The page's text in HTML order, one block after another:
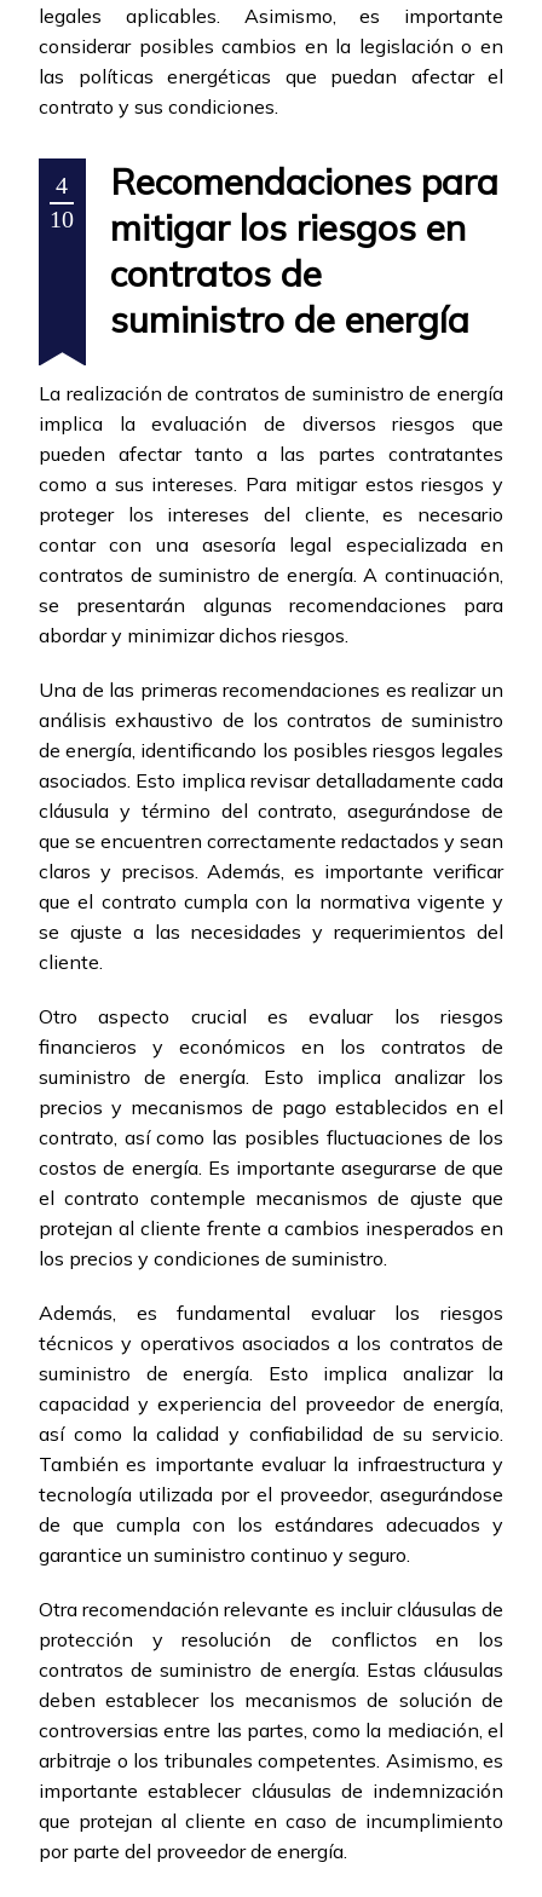
legales aplicables. Asimismo, es importante
considerar posibles cambios en la legislación o en
las políticas energéticas que puedan afectar el
contrato y sus condiciones.
4
10
Recomendaciones para
mitigar los riesgos en
contratos de
suministro de energía
La realización de contratos de suministro de energía
implica la evaluación de diversos riesgos que
pueden afectar tanto a las partes contratantes
como a sus intereses. Para mitigar estos riesgos y
proteger los intereses del cliente, es necesario
contar con una asesoría legal especializada en
contratos de suministro de energía. A continuación,
se presentarán algunas recomendaciones para
abordar y minimizar dichos riesgos.
Una de las primeras recomendaciones es realizar un
análisis exhaustivo de los contratos de suministro
de energía, identificando los posibles riesgos legales
asociados. Esto implica revisar detalladamente cada
cláusula y término del contrato, asegurándose de
que se encuentren correctamente redactados y sean
claros y precisos. Además, es importante verificar
que el contrato cumpla con la normativa vigente y
se ajuste a las necesidades y requerimientos del
cliente.
Otro aspecto crucial es evaluar los riesgos
financieros y económicos en los contratos de
suministro de energía. Esto implica analizar los
precios y mecanismos de pago establecidos en el
contrato, así como las posibles fluctuaciones de los
costos de energía. Es importante asegurarse de que
el contrato contemple mecanismos de ajuste que
protejan al cliente frente a cambios inesperados en
los precios y condiciones de suministro.
Además, es fundamental evaluar los riesgos
técnicos y operativos asociados a los contratos de
suministro de energía. Esto implica analizar la
capacidad y experiencia del proveedor de energía,
así como la calidad y confiabilidad de su servicio.
También es importante evaluar la infraestructura y
tecnología utilizada por el proveedor, asegurándose
de que cumpla con los estándares adecuados y
garantice un suministro continuo y seguro.
Otra recomendación relevante es incluir cláusulas de
protección y resolución de conflictos en los
contratos de suministro de energía. Estas cláusulas
deben establecer los mecanismos de solución de
controversias entre las partes, como la mediación, el
arbitraje o los tribunales competentes. Asimismo, es
importante establecer cláusulas de indemnización
que protejan al cliente en caso de incumplimiento
por parte del proveedor de energía.